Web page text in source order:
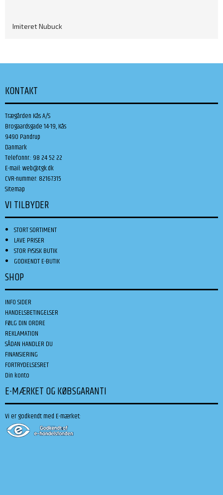
Imiteret Nubuck
KONTAKT
Trægården Kås A/S
Brogaardsgade 14-19, Kås
9490 Pandrup
Danmark
Telefonnr.: 98 24 52 22
E-mail:web@tgk.dk
CVR-nummer: 82167315
Sitemap
VI TILBYDER
STORT SORTIMENT
LAVE PRISER
STOR FYSISK BUTIK
GODKENDT E-BUTIK
SHOP
INFO SIDER
HANDELSBETINGELSER
FØLG DIN ORDRE
REKLAMATION
SÅDAN HANDLER DU
FINANSIERING
FORTRYDELSESRET
Din konto
E-MÆRKET OG KØBSGARANTI
Vi er godkendt med E-mærket: